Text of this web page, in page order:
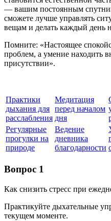
— вашим постоянным
сможете лучше управлять
вещам и делать каждый
Помните: «Настоящее
проблем, а умение находить
присутствии».
Практики
дыхания для
расслабления
Медитация
перед началом
дня
Регулярные
прогулки на
природе
Ведение
дневника
благодарности
Вопрос 1
Как снизить стресс при
Практикуйте дыхательные
текущем моменте.